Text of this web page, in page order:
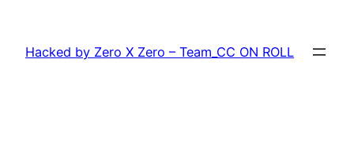
content
Hacked by Zero X Zero – Team_CC ON ROLL